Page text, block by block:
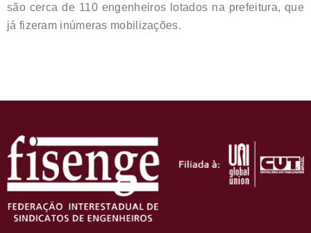
são cerca de 110 engenheiros lotados na prefeitura, que
já fizeram inúmeras mobilizações.